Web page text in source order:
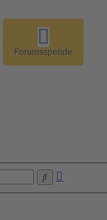
Forumsspende
Suche